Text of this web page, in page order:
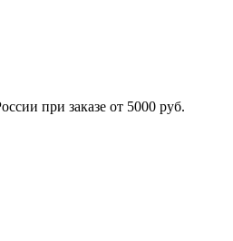
при заказе от 5000 руб.